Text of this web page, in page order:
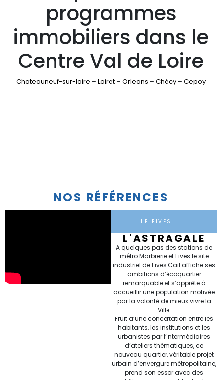
programmes
immobiliers dans le
Centre Val de Loire
Chateauneuf-sur-loire – Loiret – Orleans – Chécy – Cepoy
NOS RÉFÉRENCES
LILLE FIVES
L'ASTRAGALE
A quelques pas des stations de
métro Marbrerie et Fives le site
industriel de Fives Cail affiche ses
ambitions d’écoquartier
remarquable et s’apprête à
accueillir une population motivée
par la volonté de mieux vivre la
Ville.
Fruit d’une concertation entre les
habitants, les institutions et les
urbanistes par l’intermédiaires
d’ateliers thématiques, ce
nouveau quartier, véritable projet
urbain d’envergure métropolitaine,
prend son essor avec des